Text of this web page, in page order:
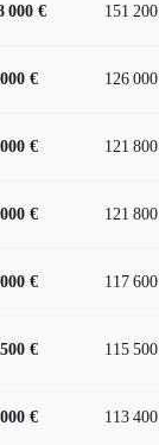
000 € 151
€ 126
€ 121
€ 121
€ 117
€ 115
€ 113